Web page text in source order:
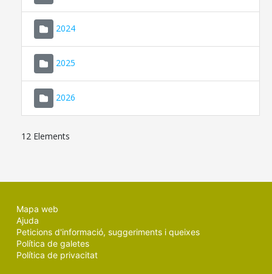
2024
2025
2026
12 Elements
Mapa web
Ajuda
Peticions d'informació, suggeriments i queixes
Política de galetes
Política de privacitat